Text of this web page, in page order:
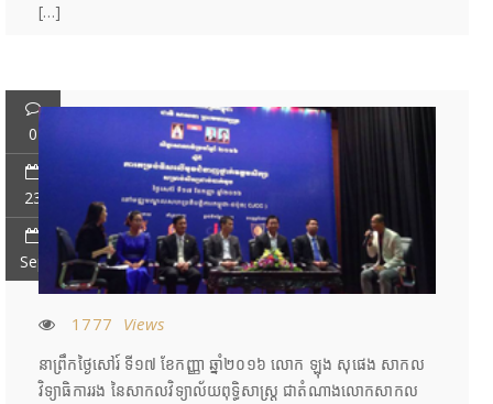
[…]
0
23
Sep
1777 Views
នាព្រឹកថ្ងៃសៅរ៍ ទី១៧ ខែកញ្ញា ឆ្នាំ២០១៦ លោក ឡុង សុផេង សាកល
វិទ្យាធិការរង នៃសាកលវិទ្យាល័យពុទ្ធិសាស្រ្ត ជាតំណាងលោកសាកល